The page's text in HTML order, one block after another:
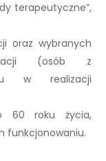
terapeutyczne”,
oraz wybranych
(osób z
w realizacji
60 roku życia,
funkcjonowaniu.